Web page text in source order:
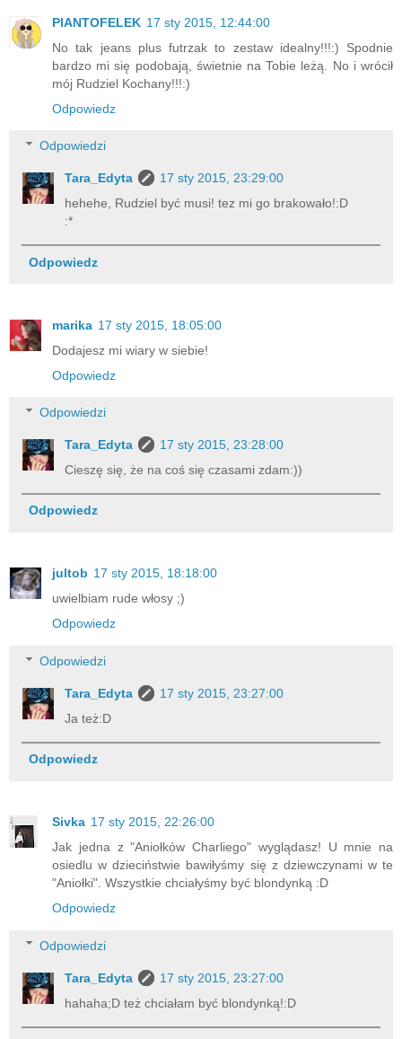
PlANTOFELEK 17 sty 2015, 12:44:00
No tak jeans plus futrzak to zestaw idealny!!!:) Spodnie
bardzo mi się podobają, świetnie na Tobie leżą. No i wrócił
mój Rudziel Kochany!!!:)
Odpowiedz
Odpowiedzi
Tara_Edyta
17 sty 2015, 23:29:00
hehehe, Rudziel być musi! tez mi go brakowało!:D
:*
Odpowiedz
marika 17 sty 2015, 18:05:00
Dodajesz mi wiary w siebie!
Odpowiedz
Odpowiedzi
Tara_Edyta
17 sty 2015, 23:28:00
Cieszę się, że na coś się czasami zdam:))
Odpowiedz
jultob 17 sty 2015, 18:18:00
uwielbiam rude włosy ;)
Odpowiedz
Odpowiedzi
Tara_Edyta
17 sty 2015, 23:27:00
Ja też:D
Odpowiedz
Sivka 17 sty 2015, 22:26:00
Jak jedna z "Aniołków Charliego" wyglądasz! U mnie na
osiedlu w dzieciństwie bawiłyśmy się z dziewczynami w te
"Aniołki". Wszystkie chciałyśmy być blondynką :D
Odpowiedz
Odpowiedzi
Tara_Edyta
17 sty 2015, 23:27:00
hahaha;D też chciałam być blondynką!:D